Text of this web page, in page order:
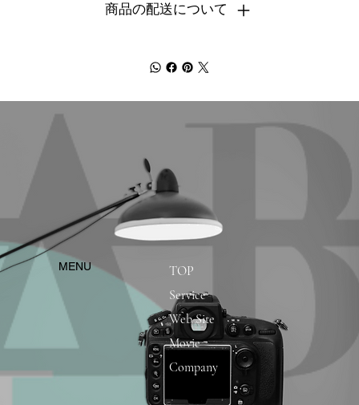
商品の配送について
​MENU
TOP
Service
Web Site
Movie
Company